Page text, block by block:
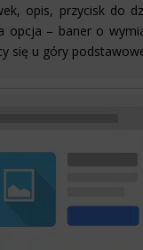
opis, przycisk do
opcja – baner o
się u góry